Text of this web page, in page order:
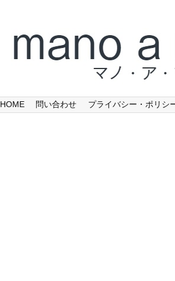
HOME 問い合わせ プライバシー・ポリシ